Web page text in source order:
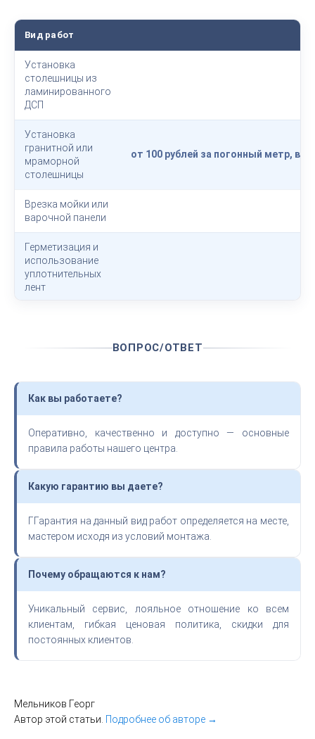
Вид работ
Установка
столешницы из
ламинированного
ДСП
Установка
гранитной или
мраморной
столешницы
от 100 рублей за погонный метр, в
Врезка мойки или
варочной панели
Герметизация и
использование
уплотнительных
лент
ВОПРОС/ОТВЕТ
Как вы работаете?
Оперативно, качественно и доступно — основные
правила работы нашего центра.
Какую гарантию вы даете?
ГГарантия на данный вид работ определяется на месте,
мастером исходя из условий монтажа.
Почему обращаются к нам?
Уникальный сервис, лояльное отношение ко всем
клиентам, гибкая ценовая политика, скидки для
постоянных клиентов.
Мельников Георг
Автор этой статьи. Подробнее об авторе →